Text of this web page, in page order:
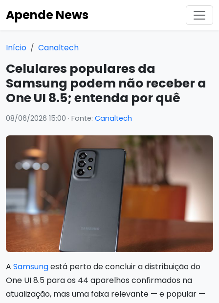
Apende News
Início Canaltech
Celulares populares da
Samsung podem não receber a
One UI 8.5; entenda por quê
08/06/2026 15:00 · Fonte: Canaltech
A Samsungestá perto de concluir a distribuição do
One UI 8.5 para os 44 aparelhos confirmados na
atualização, mas uma faixa relevante — e popular —